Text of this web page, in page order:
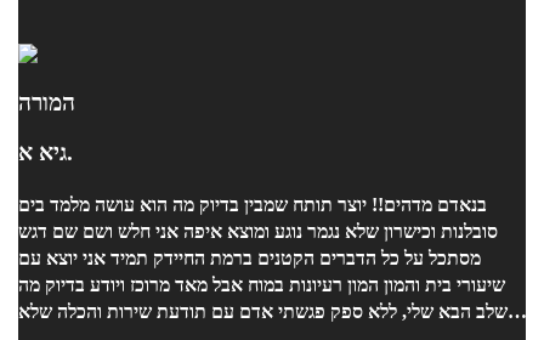
המורה
גיא א.
בנאדם מדהים!! יוצר תותח שמבין בדיוק מה הוא עושה מלמד בים
סובלנות וכישרון שלא נגמר נוגע ומוצא איפה אני חלש ושם שם דגש
מסתכל על כל הדברים הקטנים ברמת החיידק תמיד אני יוצא עם
שיעורי בית והמון המון רעיונות במוח אבל מאד מרוכז ויודע בדיוק מה
השלב הבא שלי, ללא ספק פגשתי אדם עם תודעת שירות והכלה שלא